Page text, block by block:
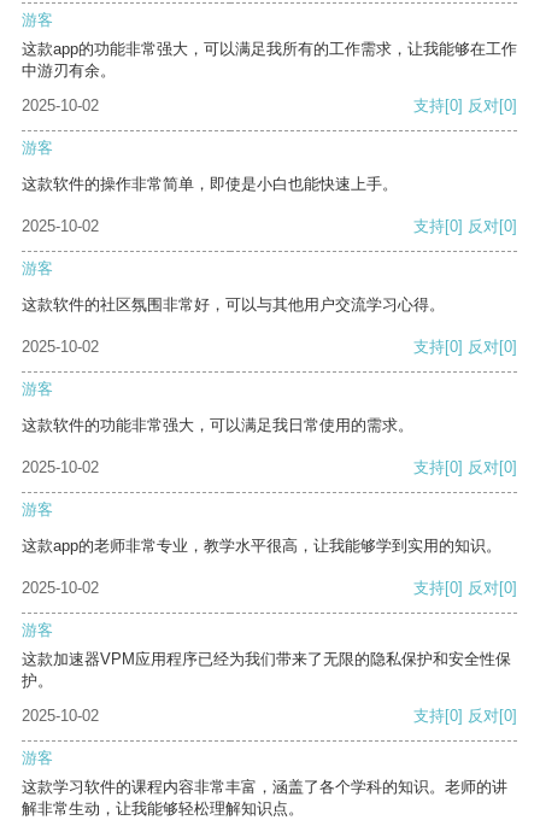
游客
这款app的功能非常强大，可以满足我所有的工作需求，让我能够在工作
中游刃有余。
2025-10-02
支持[0] 反对[0]
游客
这款软件的操作非常简单，即使是小白也能快速上手。
2025-10-02 支持[0] 反对[0]
游客
这款软件的社区氛围非常好，可以与其他用户交流学习心得。
2025-10-02 支持[0] 反对[0]
游客
这款软件的功能非常强大，可以满足我日常使用的需求。
2025-10-02 支持[0] 反对[0]
游客
这款app的老师非常专业，教学水平很高，让我能够学到实用的知识。
2025-10-02 支持[0] 反对[0]
游客
这款加速器VPM应用程序已经为我们带来了无限的隐私保护和安全性保
护。
2025-10-02
支持[0] 反对[0]
游客
这款学习软件的课程内容非常丰富，涵盖了各个学科的知识。老师的讲
解非常生动，让我能够轻松理解知识点。